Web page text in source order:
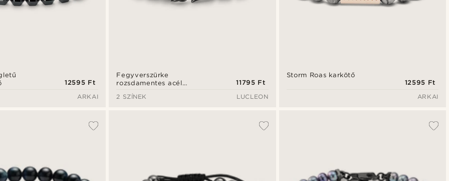
12595 Ft
ARKAI
Fegyverszürke
rozsdamentes acél
11795 Ft
2 SZÍNEK
LUCLEON
Storm Roas karkötő
12595 Ft
ARKAI